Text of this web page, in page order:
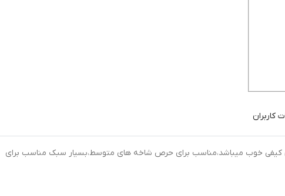
کاربران
خوب میباشد،مناسب برای حرص شاخه های متوسط،بسیار سبک مناسب برای